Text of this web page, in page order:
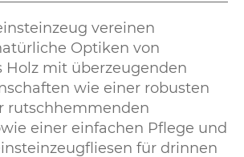
vereinen
Optiken von
Holz mit überzeugenden
wie einer robusten
rutschhemmenden
einer einfachen Pflege und
für drinnen